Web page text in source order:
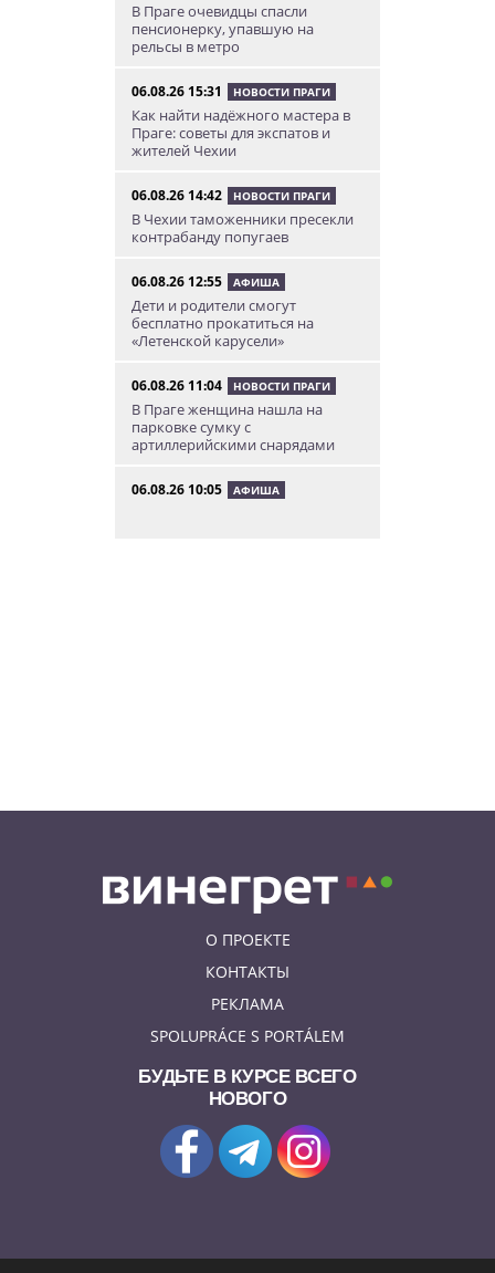
В Праге очевидцы спасли
пенсионерку, упавшую на
рельсы в метро
06.08.26 15:31 НОВОСТИ ПРАГИ
Как найти надёжного мастера в
Праге: советы для экспатов и
жителей Чехии
06.08.26 14:42 НОВОСТИ ПРАГИ
В Чехии таможенники пресекли
контрабанду попугаев
06.08.26 12:55 АФИША
Дети и родители смогут
бесплатно прокатиться на
«Летенской карусели»
06.08.26 11:04 НОВОСТИ ПРАГИ
В Праге женщина нашла на
парковке сумку с
артиллерийскими снарядами
06.08.26 10:05 АФИША
О ПРОЕКТЕ
КОНТАКТЫ
РЕКЛАМА
SPOLUPRÁCE S PORTÁLEM
БУДЬТЕ В КУРСЕ ВСЕГО
НОВОГО